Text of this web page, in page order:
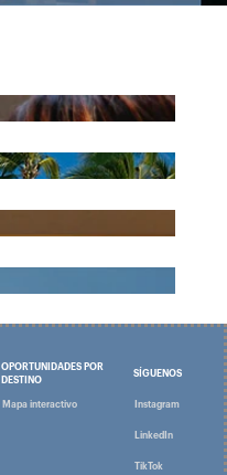
OPORTUNIDADES POR
DESTINO
SÍGUENOS
Mapa interactivo Instagram
LinkedIn
TikTok